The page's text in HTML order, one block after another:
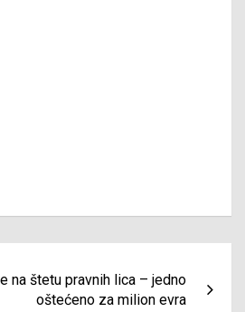
na štetu pravnih lica – jedno
oštećeno za milion evra